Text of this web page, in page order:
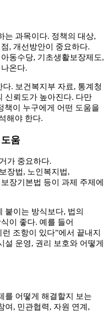
는 과목이다. 정책의 대상,
, 개선방안이 중요하다.
동수당, 기초생활보장제도,
온다.
. 보건복지부 자료, 통계청
신뢰도가 높아진다. 다만
책이 누구에게 어떤 도움을
해야 한다.
움
가 중요하다.
장법, 노인복지법,
장기본법 등이 과제 주제에
붙이는 방식보다, 법의
이 좋다. 예를 들어
조항이 있다”에서 끝내지
설 운영, 권리 보호와 어떻게
를 어떻게 해결할지 보는
여, 민관협력, 자원 연계,